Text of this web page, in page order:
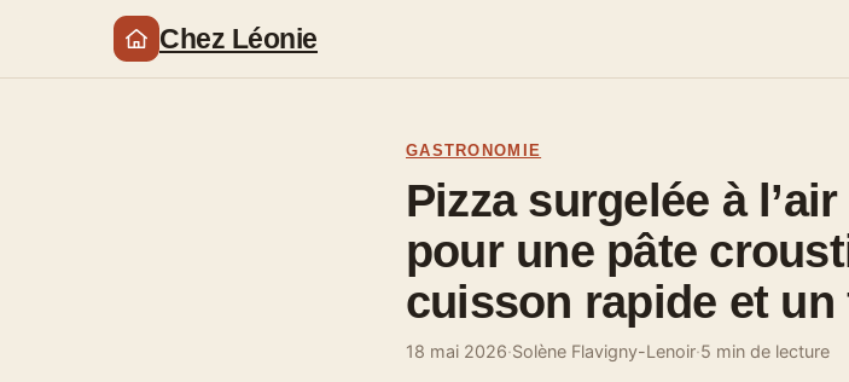
Chez Léonie
GASTRONOMIE
Pizza surgelée à
pour une pâte
cuisson rapide et
18 mai 2026·Solène Flavigny-Lenoir·5 min de lecture